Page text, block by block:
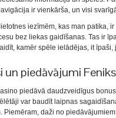
ir vienkārša, un visi
iezīmēm, kas man patika,
bez liekas gaidīšanas. Tas ir
kamēr spēle ielādējas, it
un piedāvājumi
piedāvā daudzveidīgus
var baudīt laipnas
Piemēram, daži no